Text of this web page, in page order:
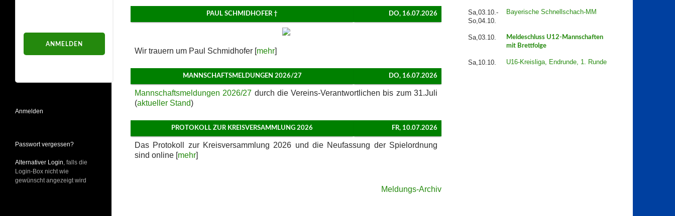
PAUL SCHMIDHOFER † DO, 16.07.2026
Wir trauern um Paul Schmidhofer [mehr]
MANNSCHAFTSMELDUNGEN 2026/27 DO, 16.07.2026
Mannschaftsmeldungen 2026/27 durch die Vereins-Verantwortlichen bis zum 31.Juli
(aktueller Stand)
PROTOKOLL ZUR KREISVERSAMMLUNG 2026 FR, 10.07.2026
Das Protokoll zur Kreisversammlung 2026 und die Neufassung der Spielordnung
sind online [mehr]
Meldungs-Archiv
Sa,03.10.-
So,04.10.
Bayerische Schnellschach-MM
Sa,03.10.
Meldeschluss U12-Mannschaften
mit Brettfolge
Sa,10.10. U16-Kreisliga, Endrunde, 1. Runde
Anmelden
Passwort vergessen?
Alternativer Login , falls die
Login-Box nicht wie
gewünscht angezeigt wird